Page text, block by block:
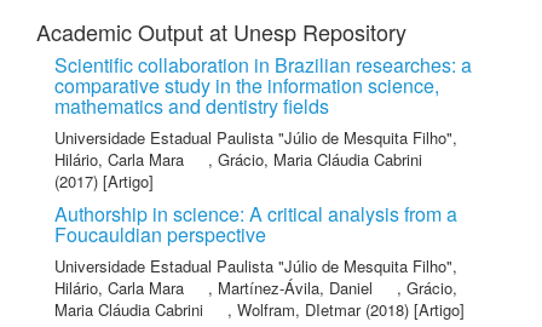
Academic Output at Unesp Repository
Scientific collaboration in Brazilian researches: a
comparative study in the information science,
mathematics and dentistry fields
Universidade Estadual Paulista "Júlio de Mesquita Filho",
Hilário, Carla Mara
, Grácio, Maria Cláudia Cabrini
(2017) [Artigo]
Authorship in science: A critical analysis from a
Foucauldian perspective
Universidade Estadual Paulista "Júlio de Mesquita Filho",
Hilário, Carla Mara
, Martínez-Ávila, Daniel , Grácio,
Maria Cláudia Cabrini
, Wolfram, DIetmar(2018) [Artigo]